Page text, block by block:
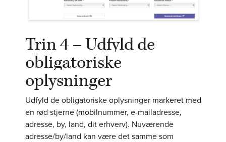
Trin 4 – Udfyld de
obligatoriske
oplysninger
Udfyld de obligatoriske oplysninger markeret med
en rød stjerne (mobilnummer, e-mailadresse,
adresse, by, land, dit erhverv). Nuværende
adresse/by/land kan være det samme som